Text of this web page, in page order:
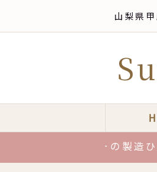
山梨県
、ジュエリーの製造ひと